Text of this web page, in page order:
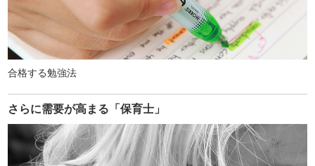
合格する勉強法
さらに需要が高まる「保育士」